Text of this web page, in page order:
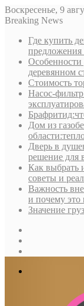
Воскресенье, 9
Breaking News
Где купить
предложения
Особенности
деревянном
Стоимость
Насос-
Дом из
Дверь в
решение для
Как выбрать
советы и
Важность
и почему это
Значение